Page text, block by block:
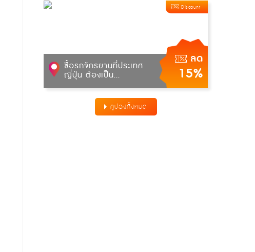
ลด
15%
Discount
ซื้อรถจักรยานที่ประเทศ
ญี่ปุ่น ต้องเป็น...
คูปองทั้งหมด